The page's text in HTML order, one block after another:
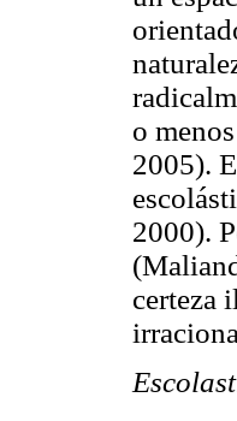
o
2005).
2000).
certeza